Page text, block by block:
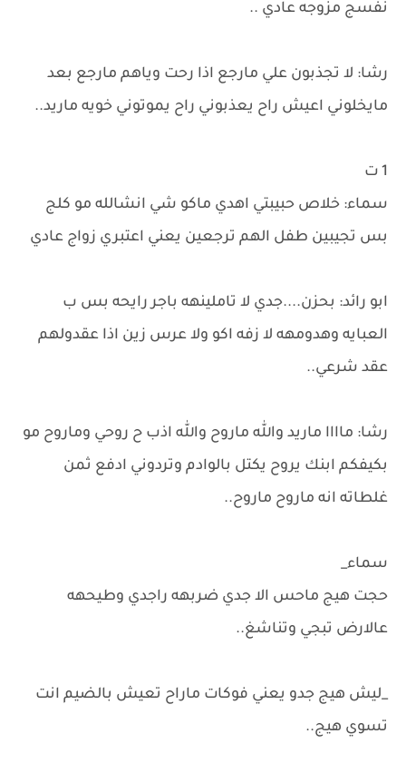
نفسج مزوجه عادي ..
رشا: لا تجذبون علي مارجع اذا رحت وياهم مارجع بعد
مايخلوني اعيش راح يعذبوني راح يموتوني خويه ماريد..
1 ت
سماء: خلاص حبيبتي اهدي ماكو شي انشالله مو كلج
بس تجيبين طفل الهم ترجعين يعني اعتبري زواج عادي
ابو رائد: بحزن....جدي لا تاملينهه باجر رايحه بس ب
العبايه وهدومهه لا زفه اكو ولا عرس زين اذا عقدولهم
عقد شرعي..
رشا: ماااا ماريد والله ماروح والله اذب ح روحي وماروح مو
بكيفكم ابنك يروح يكتل بالوادم وتردوني ادفع ثمن
غلطاته انه ماروح ماروح..
سماء_
حجت هيج ماحس الا جدي ضربهه راجدي وطيحهه
عالارض تبجي وتناشغ..
_ليش هيج جدو يعني فوكات ماراح تعيش بالضيم انت
تسوي هيج..